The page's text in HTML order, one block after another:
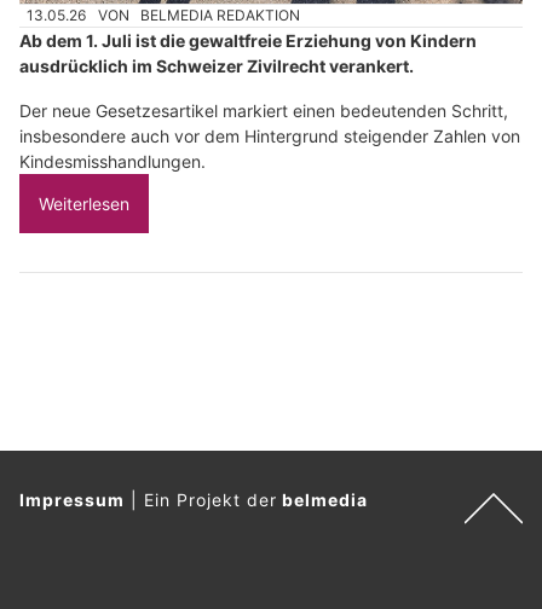
13.05.26 VON BELMEDIA REDAKTION
Ab dem 1. Juli ist die gewaltfreie Erziehung von Kindern
ausdrücklich im Schweizer Zivilrecht verankert.
Der neue Gesetzesartikel markiert einen bedeutenden Schritt,
insbesondere auch vor dem Hintergrund steigender Zahlen von
Kindesmisshandlungen.
Weiterlesen
Impressum Ein Projekt derbelmedia